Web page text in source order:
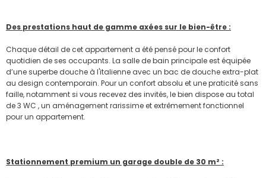
Des prestations haut de gamme axées sur le bien-être :
Chaque détail de cet appartement a été pensé pour le confort
quotidien de ses occupants. La salle de bain principale est équipée
d’une superbe douche à l'italienne avec un bac de douche extra-plat
au design contemporain. Pour un confort absolu et une praticité sans
faille, notamment si vous recevez des invités, le bien dispose au total
de 3 WC , un aménagement rarissime et extrêmement fonctionnel
pour un appartement.
Stationnement premium un garage double de 30 m² :